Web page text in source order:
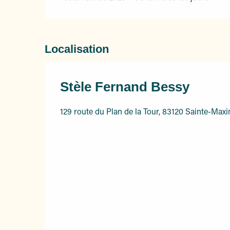
Localisation
Stèle Fernand Bessy
129 route du Plan de la Tour, 83120 Sainte-